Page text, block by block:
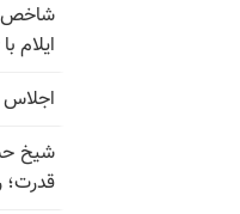
ایلام با ۱۲۰.۶ درصد در صدر
شیخ
قدرت؛